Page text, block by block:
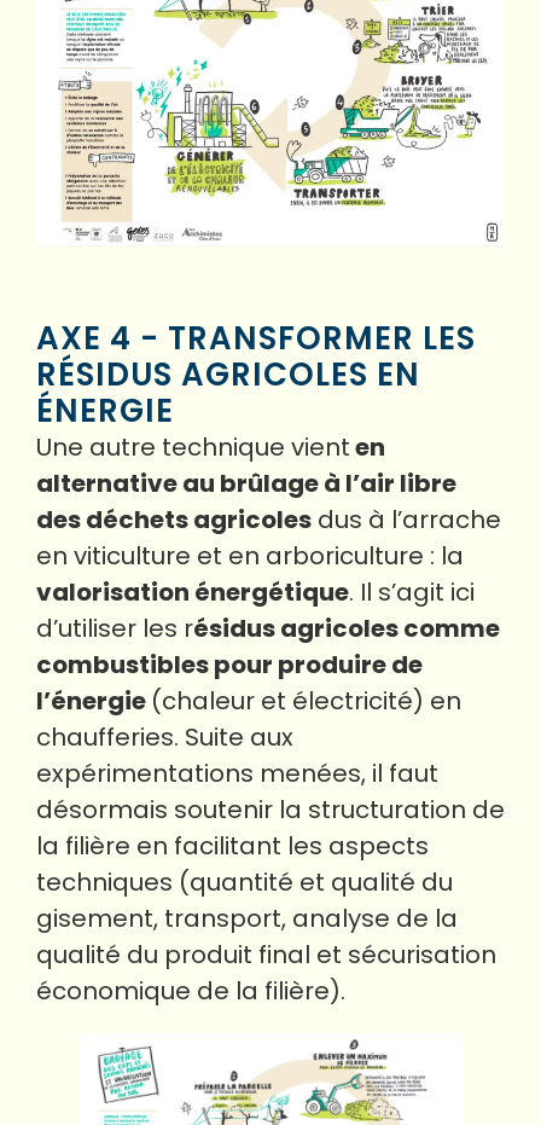
AXE 4 - TRANSFORMER LES
RÉSIDUS AGRICOLES EN
ÉNERGIE
Une autre technique vienten
alternative au brûlage à l’air libre
des déchets agricoles dus à l’arrache
en viticulture et en arboriculture : la
valorisation énergétique. Il s’agit ici
d’utiliser les résidus agricoles comme
combustibles pour produire de
l’énergie (chaleur et électricité) en
chaufferies. Suite aux
expérimentations menées, il faut
désormais soutenir la structuration de
la filière en facilitant les aspects
techniques (quantité et qualité du
gisement, transport, analyse de la
qualité du produit final et sécurisation
économique de la filière).